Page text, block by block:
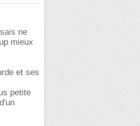
ne
mieux
et ses
petite